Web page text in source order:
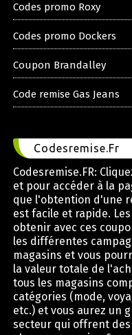
Codes promo Roxy
Codes promo Dockers
Coupon Brandalley
Code remise Gas Jeans
Codesremise.Fr
Codesremise.FR:
et pour accéder à la
que l'obtention d'une
est facile et rapide.
obtenir avec ces
les différentes
magasins et vous
la valeur totale de
tous les magasins
catégories (mode,
etc.) et vous aurez un
secteur qui offrent